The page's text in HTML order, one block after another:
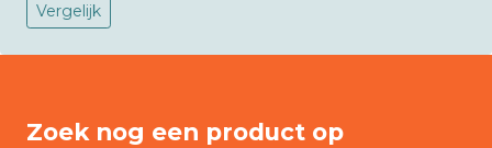
Vergelijk
Zoek nog een product op